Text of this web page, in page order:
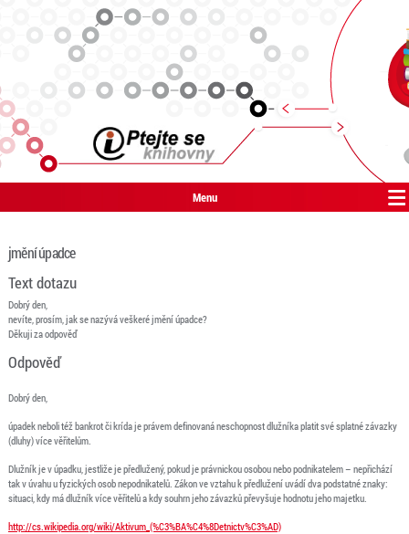
Menu
jmění úpadce
Text dotazu
Dobrý den,
nevíte, prosím, jak se nazývá veškeré jmění úpadce?
Děkuji za odpověď
Odpověď
Dobrý den,
úpadek neboli též bankrot či krída je právem definovaná neschopnost dlužníka platit své splatné závazky
(dluhy) více věřitelům.
Dlužník je v úpadku, jestliže je předlužený, pokud je právnickou osobou nebo podnikatelem – nepřichází
tak v úvahu u fyzických osob nepodnikatelů. Zákon ve vztahu k předlužení uvádí dva podstatné znaky:
situaci, kdy má dlužník více věřitelů a kdy souhrn jeho závazků převyšuje hodnotu jeho majetku.
http://cs.wikipedia.org/wiki/Aktivum_(%C3%BA%C4%8Detnictv%C3%AD)